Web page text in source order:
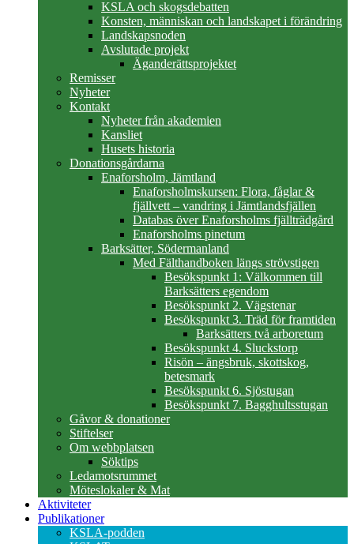
KSLA och skogsdebatten
Konsten, människan och landskapet i förändring
Landskapsnoden
Avslutade projekt
Äganderättsprojektet
Remisser
Nyheter
Kontakt
Nyheter från akademien
Kansliet
Husets historia
Donationsgårdarna
Enaforsholm, Jämtland
Enaforsholmskursen: Flora, fåglar &
fjällvett – vandring i Jämtlandsfjällen
Databas över Enaforsholms fjällträdgård
Enaforsholms pinetum
Barksätter, Södermanland
Med Fälthandboken längs strövstigen
Besökspunkt 1: Välkommen till
Barksätters egendom
Besökspunkt 2. Vägstenar
Besökspunkt 3. Träd för framtiden
Barksätters två arboretum
Besökspunkt 4. Sluckstorp
Risön – ängsbruk, skottskog,
betesmark
Besökspunkt 6. Sjöstugan
Besökspunkt 7. Bagghultsstugan
Gåvor & donationer
Stiftelser
Om webbplatsen
Söktips
Ledamotsrummet
Möteslokaler & Mat
Aktiviteter
Publikationer
KSLA-podden